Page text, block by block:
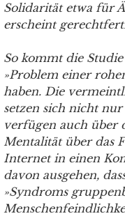
Solidarität etwa für
erscheint
So kommt die
»Problem einer
haben. Die
setzen sich nicht
verfügen auch über
Mentalität über das
Internet in einen
davon ausgehen,
»Syndroms